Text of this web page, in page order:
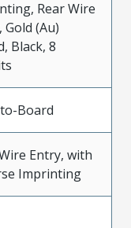
Rear Wire
Gold (Au)
Black, 8
Board
Entry, with
Imprinting